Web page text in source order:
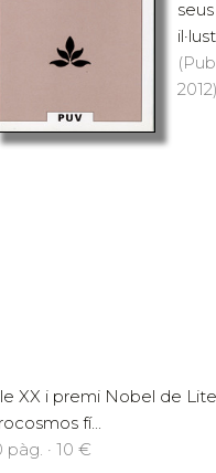
XX i premi Nobel de
fí...
pàg. · 10 €